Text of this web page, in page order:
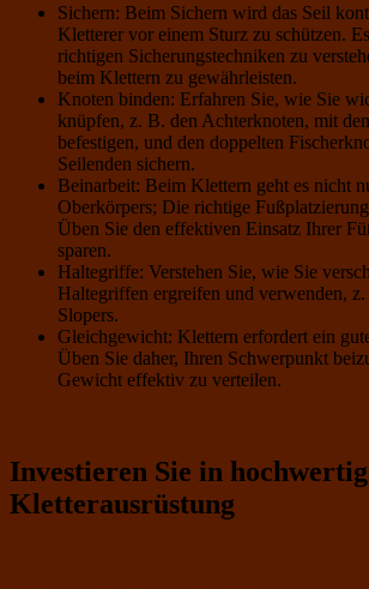
Sichern: Beim Sichern wird das Seil
Kletterer vor einem Sturz zu schützen.
richtigen Sicherungstechniken zu
beim Klettern zu gewährleisten.
Knoten binden: Erfahren Sie, wie Sie
knüpfen, z. B. den Achterknoten, mit
befestigen, und den doppelten
Seilenden sichern.
Beinarbeit: Beim Klettern geht es nicht
Oberkörpers; Die richtige
Üben Sie den effektiven Einsatz Ihrer
sparen.
Haltegriffe: Verstehen Sie, wie Sie
Haltegriffen ergreifen und verwenden,
Slopers.
Gleichgewicht: Klettern erfordert ein
Üben Sie daher, Ihren Schwerpunkt
Gewicht effektiv zu verteilen.
Investieren Sie in
Kletterausrüstung